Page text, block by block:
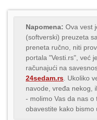
Napomena: Ova vest
(softverski) preuzeta
preneta ručno, niti
portala "Vesti.rs", već
računajući na
24sedam.rs . Ukoliko
navode, vređa nekog,
- molimo Vas da nas o
obavestite kako bismo